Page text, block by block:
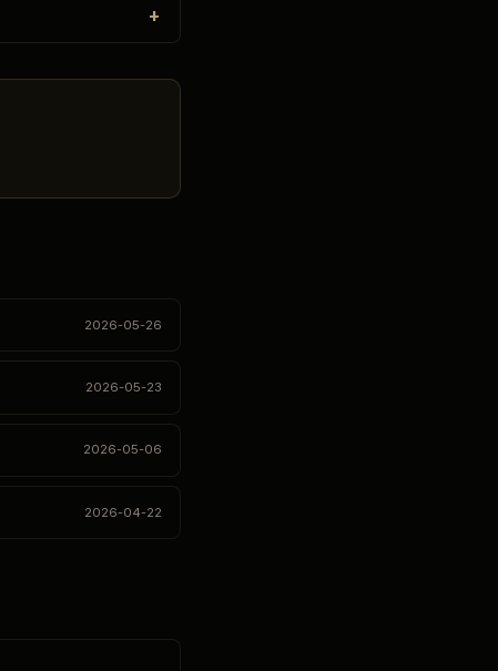
2026-05-26
2026-05-23
2026-05-06
2026-04-22